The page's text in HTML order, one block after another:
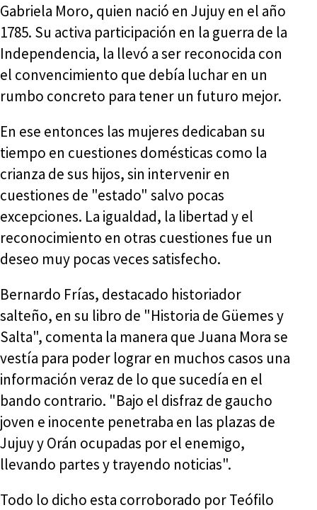
Gabriela Moro, quien nació en Jujuy en el año
1785. Su activa participación en la guerra de la
Independencia, la llevó a ser reconocida con
el convencimiento que debía luchar en un
rumbo concreto para tener un futuro mejor.
En ese entonces las mujeres dedicaban su
tiempo en cuestiones domésticas como la
crianza de sus hijos, sin intervenir en
cuestiones de "estado" salvo pocas
excepciones. La igualdad, la libertad y el
reconocimiento en otras cuestiones fue un
deseo muy pocas veces satisfecho.
Bernardo Frías, destacado historiador
salteño, en su libro de "Historia de Güemes y
Salta", comenta la manera que Juana Mora se
vestía para poder lograr en muchos casos una
información veraz de lo que sucedía en el
bando contrario. "Bajo el disfraz de gaucho
joven e inocente penetraba en las plazas de
Jujuy y Orán ocupadas por el enemigo,
llevando partes y trayendo noticias".
Todo lo dicho esta corroborado por Teófilo